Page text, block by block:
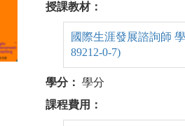
授課教材：
國際生涯發展諮詢師
89212-0-7)
學分： 學分
課程費用：